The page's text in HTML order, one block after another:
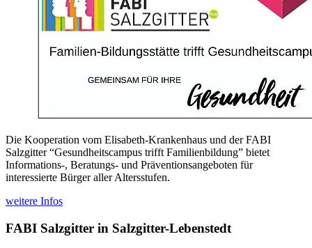
Die Kooperation vom Elisabeth-Krankenhaus und der FABI
Salzgitter “Gesundheitscampus trifft Familienbildung” bietet
Informations-, Beratungs- und Präventionsangeboten für
interessierte Bürger aller Altersstufen.
weitere Infos
FABI Salzgitter in Salzgitter-Lebenstedt